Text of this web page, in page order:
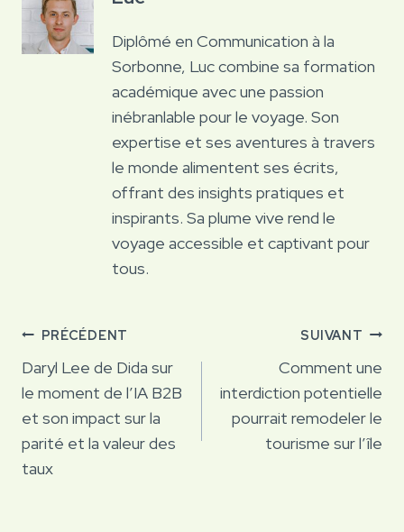
Diplômé en Communication à la
Sorbonne, Luc combine sa formation
académique avec une passion
inébranlable pour le voyage. Son
expertise et ses aventures à travers
le monde alimentent ses écrits,
offrant des insights pratiques et
inspirants. Sa plume vive rend le
voyage accessible et captivant pour
tous.
Navigation
de
l’article
PRÉCÉDENT
Daryl Lee de Dida sur
le moment de l’IA B2B
et son impact sur la
parité et la valeur des
taux
SUIVANT
Comment une
interdiction potentielle
pourrait remodeler le
tourisme sur l’île